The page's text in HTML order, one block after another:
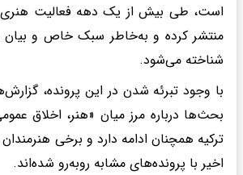
است، طی بیش از یک دهه فعالیت هنری
منتشر کرده و به‌خاطر سبک خاص و
شناخته می‌شود.
با وجود تبرئه شدن در این پرونده،
بحث‌ها درباره مرز میان «هنر، اخلاق
ترکیه همچنان ادامه دارد و برخی
اخیر با پرونده‌های مشابه روبه‌رو شده‌اند.